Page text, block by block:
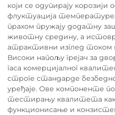
који се одупирају корозији
флуктуација
прахом пружају додатну
животну средину, а
атрактивни изглед
Високи напољу грејач за
гаса комерцијалног
строге стандарде
уређаје. Ове компоненте
тестирању квалитета
функционисање и